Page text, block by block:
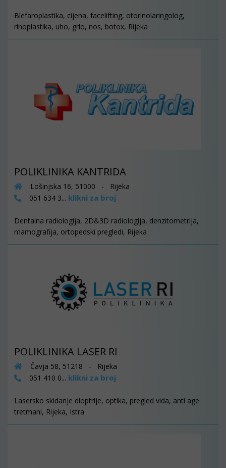
Blefaroplastika, cijena, facelifting, otorinolaringolog,
rinoplastika, uho, grlo, nos, botox, Rijeka
POLIKLINIKA KANTRIDA
Lošinjska 16, 51000 - Rijeka
051 634 3... klikni za broj
Dentalna radiologija, 2D&3D radiologija, denzitometrija,
mamografija, ortopedski pregledi, Rijeka
POLIKLINIKA LASER RI
Čavja 58, 51218 - Rijeka
051 410 0... klikni za broj
Lasersko skidanje dioptrije, optika, pregled vida, anti age
tretmani, Rijeka, Istra